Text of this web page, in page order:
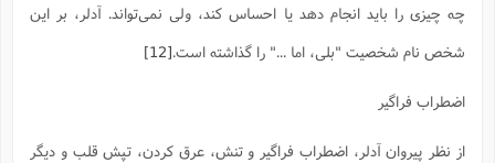
چه چیزی را باید انجام دهد یا احساس کند، ولی نمی‌تواند. آدلر، بر این
شخص نام شخصیت "بلی، اما ..." را گذاشته است.[12]
اضطراب فراگیر
از نظر پیروان آدلر، اضطراب فراگیر و تنش، عرق کردن، تپش قلب و دیگر